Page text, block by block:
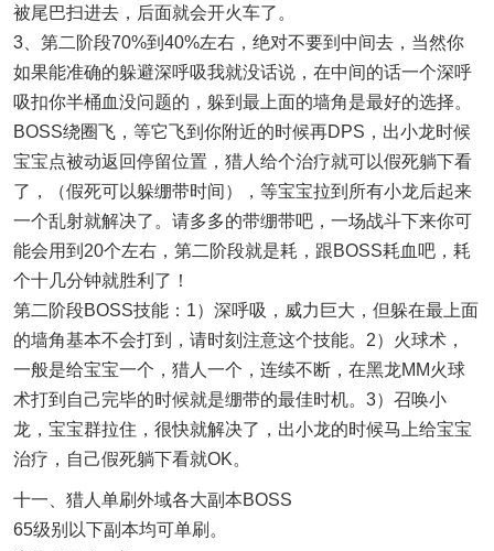
被尾巴扫进去，后面就会开火车了。
3、第二阶段70%到40%左右，绝对不要到中间去，当然你
如果能准确的躲避深呼吸我就没话说，在中间的话一个深呼
吸扣你半桶血没问题的，躲到最上面的墙角是最好的选择。
BOSS绕圈飞，等它飞到你附近的时候再DPS，出小龙时候
宝宝点被动返回停留位置，猎人给个治疗就可以假死躺下看
了，（假死可以躲绷带时间），等宝宝拉到所有小龙后起来
一个乱射就解决了。请多多的带绷带吧，一场战斗下来你可
能会用到20个左右，第二阶段就是耗，跟BOSS耗血吧，耗
个十几分钟就胜利了！
第二阶段BOSS技能：1）深呼吸，威力巨大，但躲在最上面
的墙角基本不会打到，请时刻注意这个技能。2）火球术，
一般是给宝宝一个，猎人一个，连续不断，在黑龙MM火球
术打到自己完毕的时候就是绷带的最佳时机。3）召唤小
龙，宝宝群拉住，很快就解决了，出小龙的时候马上给宝宝
治疗，自己假死躺下看就OK。
十一、猎人单刷外域各大副本BOSS
65级别以下副本均可单刷。